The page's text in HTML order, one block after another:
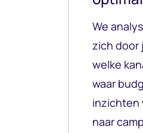
We
zich door
welke
waar
inzichten
naar